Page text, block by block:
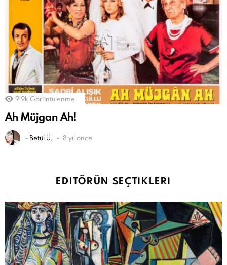
9.9k Görüntülenme
Ah Müjgan Ah!
- Betül Ü. 8 yıl önce
EDITÖRÜN SEÇTIKLERI